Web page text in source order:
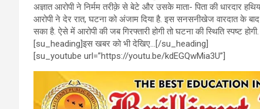
b
o
o
k
er s
A
p
p
gr
a
m
अज्ञात आरोपी ने निर्मम तरीक़े से बेटे और उसके माता- पिता की धारदार
आरोपी ने देर रात, घटना को अंजाम दिया है. इस सनसनीखेज वारदात के
सका है. ऐसे में आरोपी की जब गिरफ्तारी होगी तो घटना की स्थिति स्पष्ट होगी.
[su_heading]इस खबर को भी देखिए…[/su_heading]
[su_youtube url=”https://youtu.be/kdEGQwMia3U”]